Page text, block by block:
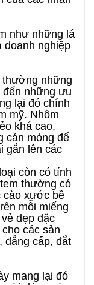
như những lá
doanh nghiệp
thường những
đến những ưu
lại đó chính
mỹ. Nhôm
khá cao,
cán mỏng để
gắn lên các
còn có tính
thường có
cào xước bề
mỗi miếng
đẹp đặc
các sản
đẳng cấp, đắt
mang lại đó